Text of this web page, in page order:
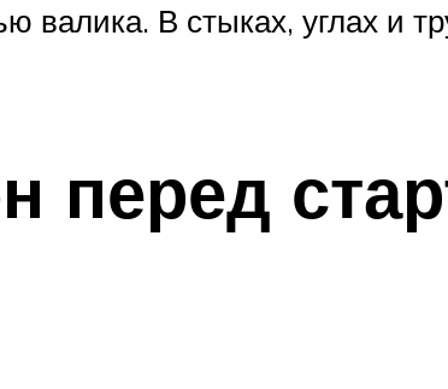
валика. В стыках, углах и
перед